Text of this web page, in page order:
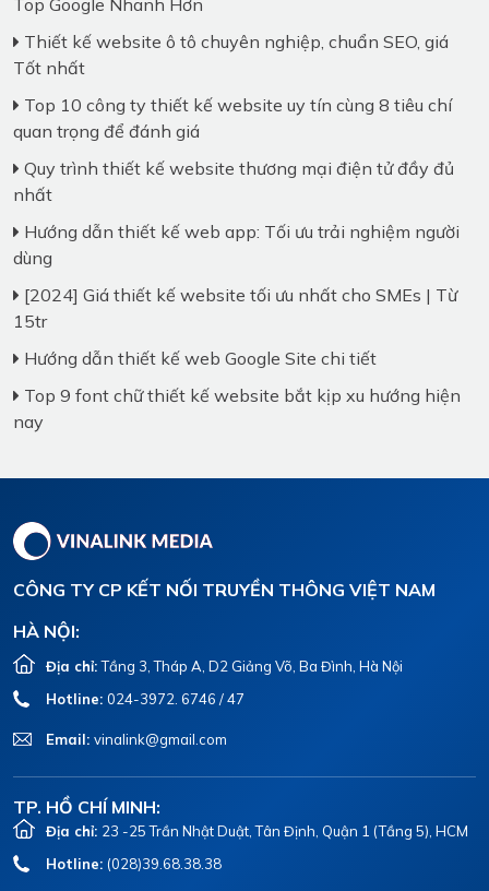
Top Google Nhanh Hơn
Thiết kế website ô tô chuyên nghiệp, chuẩn SEO, giá
Tốt nhất
Top 10 công ty thiết kế website uy tín cùng 8 tiêu chí
quan trọng để đánh giá
Quy trình thiết kế website thương mại điện tử đầy đủ
nhất
Hướng dẫn thiết kế web app: Tối ưu trải nghiệm người
dùng
[2024] Giá thiết kế website tối ưu nhất cho SMEs | Từ
15tr
Hướng dẫn thiết kế web Google Site chi tiết
Top 9 font chữ thiết kế website bắt kịp xu hướng hiện
nay
CÔNG TY CP KẾT NỐI TRUYỀN THÔNG VIỆT NAM
HÀ NỘI:
Địa chỉ:Tầng 3, Tháp A, D2 Giảng Võ, Ba Đình, Hà Nội
Hotline: 024-3972. 6746 / 47
Email: vinalink@gmail.com
TP. HỒ CHÍ MINH:
Địa chỉ: 23 -25 Trần Nhật Duật, Tân Định, Quận 1 (Tầng 5), HCM
Hotline: (028)39.68.38.38